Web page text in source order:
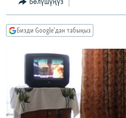
БИЗ ЖАНА ДҮЙНӨ
ДАНИСТЕ
ЭЖЕ-СИҢДИЛЕР
АЗАТТЫК+
ЫҢГАЙСЫЗ СУРООЛОР
ӨЗГӨЧӨ ПИКИР
ОНЛАЙН ШЕРИНЕ
Бөлүшүңүз
Бизди Google'дан табыңыз